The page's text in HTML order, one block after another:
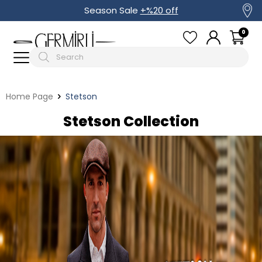
Season Sale +%20 off
0
Home Page Stetson
Stetson Collection